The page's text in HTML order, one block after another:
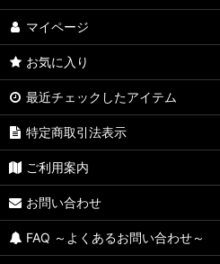
マイページ
お気に入り
最近チェックしたアイテム
特定商取引法表示
ご利用案内
お問い合わせ
FAQ ～よくあるお問い合わせ～